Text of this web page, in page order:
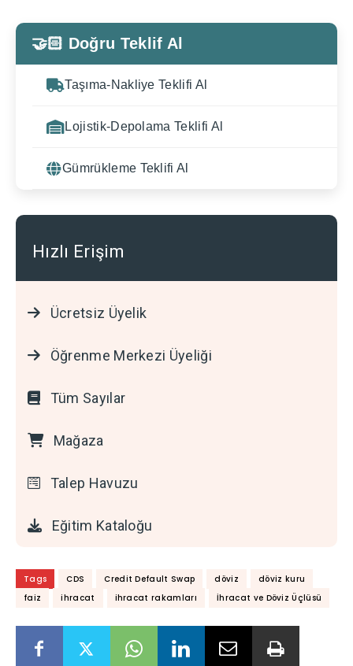
🤝🏻 Doğru Teklif Al
Taşıma-Nakliye Teklifi Al
Lojistik-Depolama Teklifi Al
Gümrükleme Teklifi Al
Hızlı Erişim
Ücretsiz Üyelik
Öğrenme Merkezi Üyeliği
Tüm Sayılar
Mağaza
Talep Havuzu
Eğitim Kataloğu
Tags CDS Credit Default Swap döviz
döviz kuru
faiz
ihracat ihracat rakamları İhracat ve Döviz Üçlüsü